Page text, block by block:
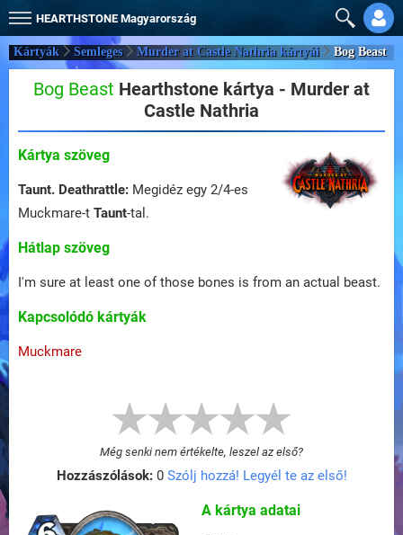
HEARTHSTONE Magyarország
Kártyák Semleges Murder at Castle Nathria kártyái Bog Beast
Bog Beast Hearthstone kártya - Murder at
Castle Nathria
Kártya szöveg
Taunt. Deathrattle: Megidéz egy 2/4-es
Muckmare-t Taunt-tal.
Hátlap szöveg
I'm sure at least one of those bones is from an actual beast.
Kapcsolódó kártyák
Muckmare
Még senki nem értékelte, leszel az első?
Hozzászólások:0 Szólj hozzá! Legyél te az első!
A kártya adatai